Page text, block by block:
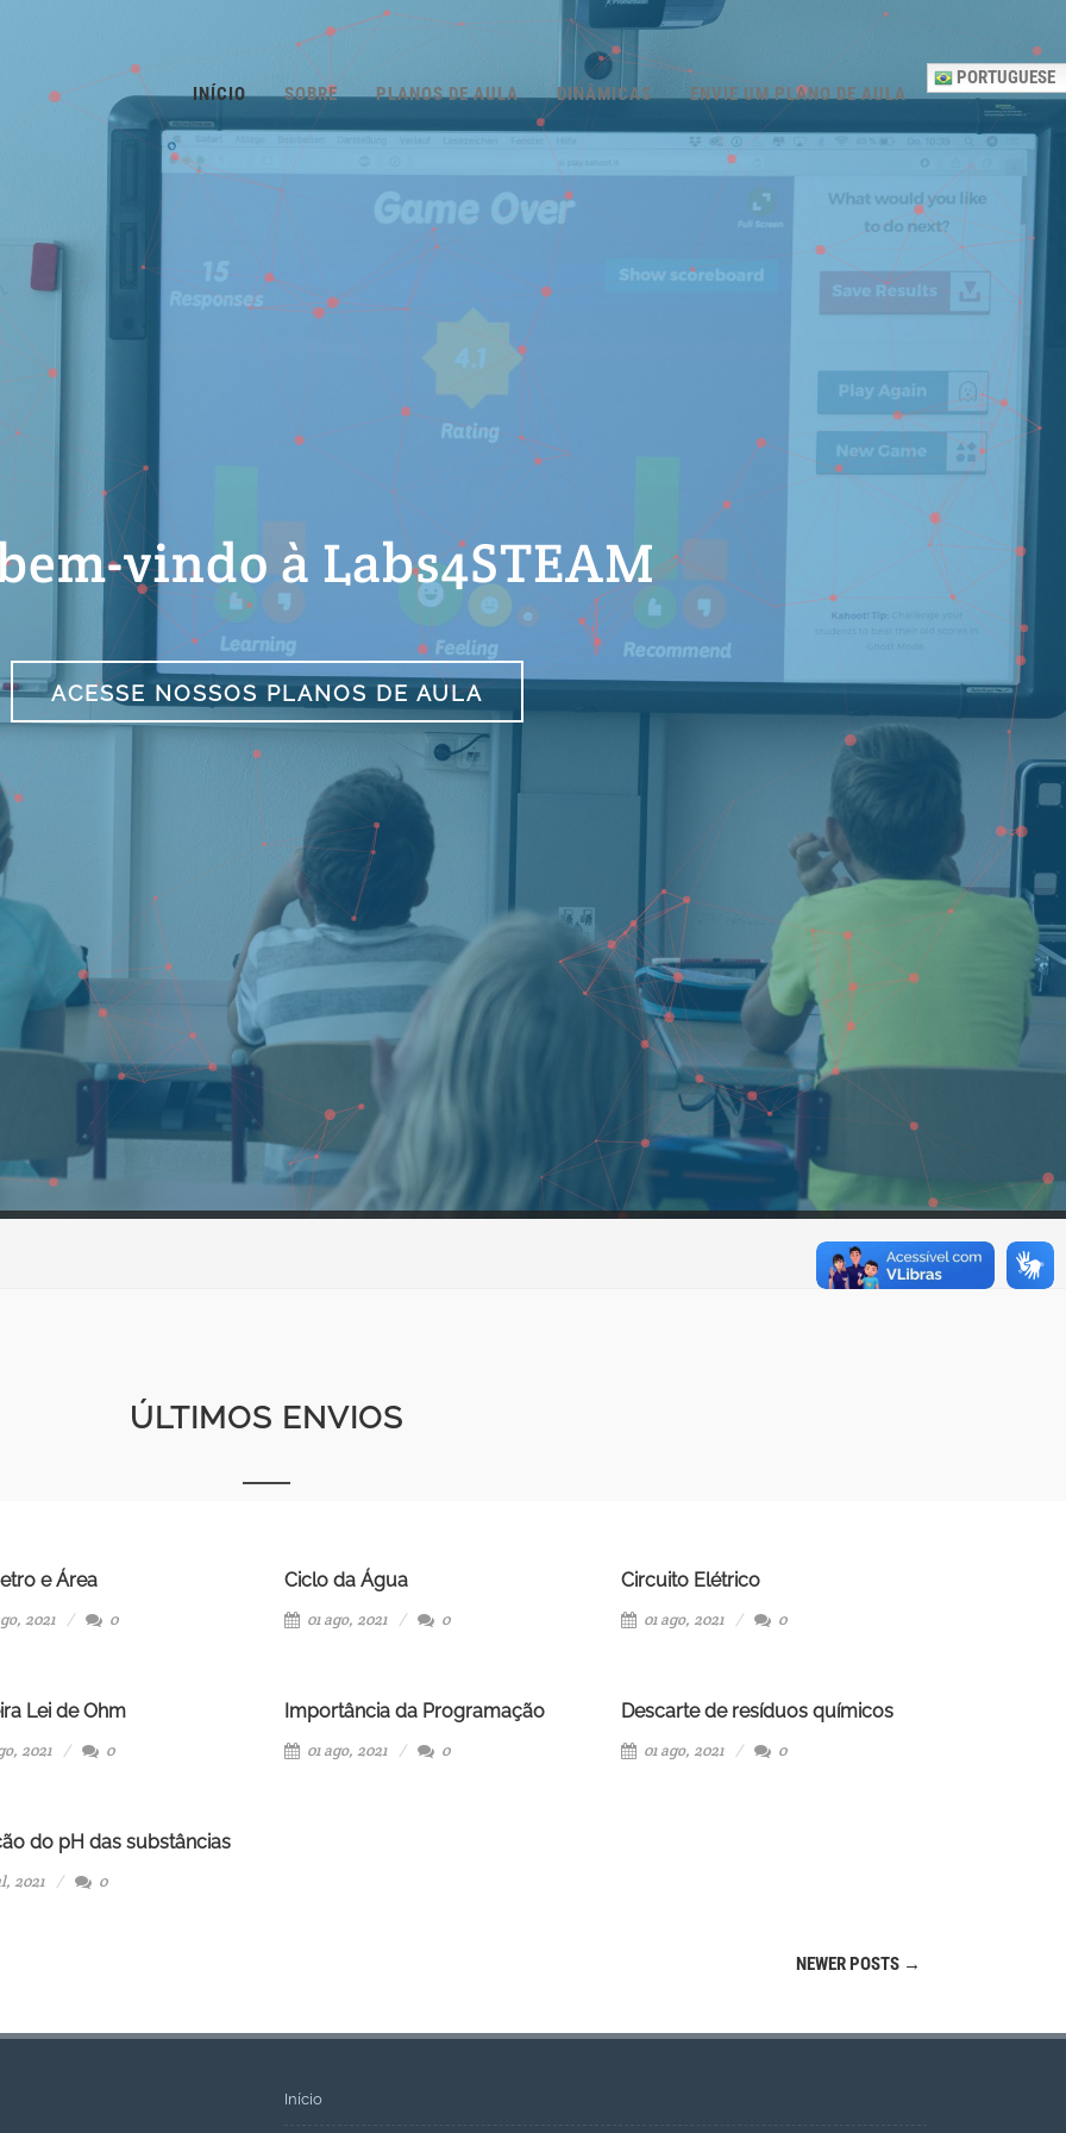
INÍCIO SOBRE PLANOS DE AULA DINÂMICAS ENVIE UM PLANO DE AULA
PORTUGUESE
vindo à Labs4STEAM
ACESSE NOSSOS PLANOS DE AULA
ÚLTIMOS ENVIOS
e Área
2021 0
Ciclo da Água
01 ago, 2021 0
Circuito Elétrico
01 ago, 2021 0
Lei de Ohm
2021 0
Importância da Programação
01 ago, 2021 0
Descarte de resíduos químicos
01 ago, 2021 0
do pH das substâncias
2021 0
NEWER POSTS →
Início